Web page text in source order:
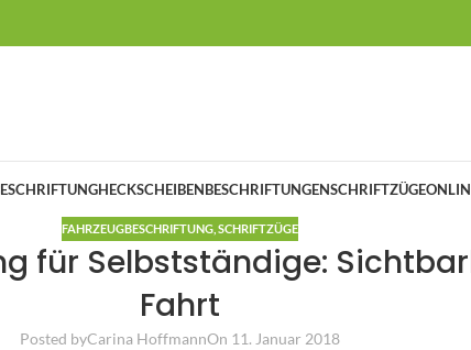
HECKSCHEIBENBESCHRIFTUNGENSCHRIFTZÜGE
FAHRZEUGBESCHRIFTUNG, SCHRIFTZÜGE
für Selbstständige:
Fahrt
Posted byCarina HoffmannOn 11. Januar 2018